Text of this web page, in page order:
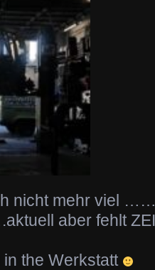
nicht mehr viel
aber fehlt
the Werkstatt